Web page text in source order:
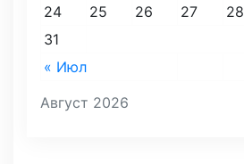
Август 2026
« Июл
24
25 26 27 28
31